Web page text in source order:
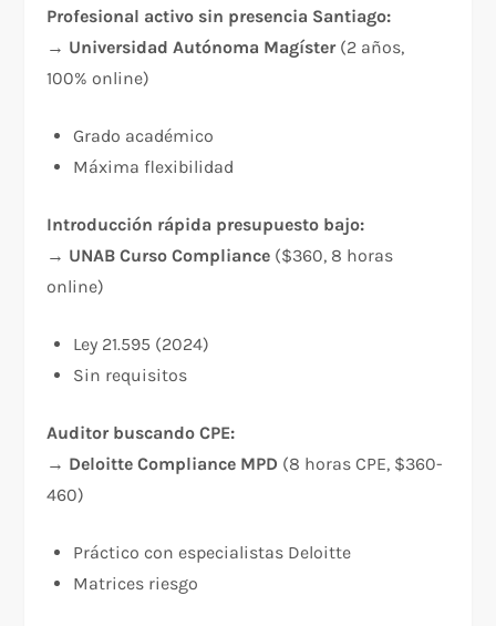
Profesional activo sin presencia Santiago:
→ Universidad Autónoma Magíster(2 años,
100% online)
Grado académico
Máxima flexibilidad​
Introducción rápida presupuesto bajo:
→ UNAB Curso Compliance ($360, 8 horas
online)
Ley 21.595 (2024)
Sin requisitos​
Auditor buscando CPE:
→ Deloitte Compliance MPD (8 horas CPE, $360-
460)
Práctico con especialistas Deloitte
Matrices riesgo​